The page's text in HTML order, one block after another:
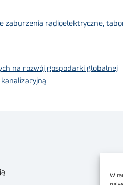
W
radioelektryczne,
na rozwój gospodarki globalnej